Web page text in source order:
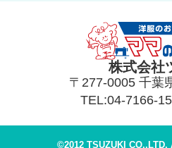
株式会社
〒277-0005 千葉
TEL:04-7166-
©2012 TSUZUKI